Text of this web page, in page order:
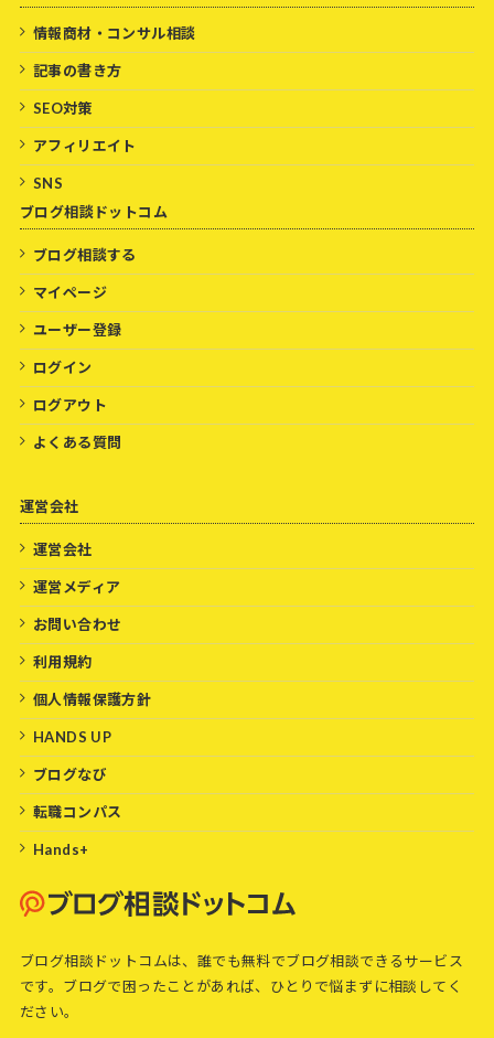
情報商材・コンサル相談
記事の書き方
SEO対策
アフィリエイト
SNS
ブログ相談ドットコム
ブログ相談する
マイページ
ユーザー登録
ログイン
ログアウト
よくある質問
運営会社
運営会社
運営メディア
お問い合わせ
利用規約
個人情報保護方針
HANDS UP
ブログなび
転職コンパス
Hands+
ブログ相談ドットコムは、誰でも無料でブログ相談できるサービス
です。ブログで困ったことがあれば、ひとりで悩まずに相談してく
ださい。